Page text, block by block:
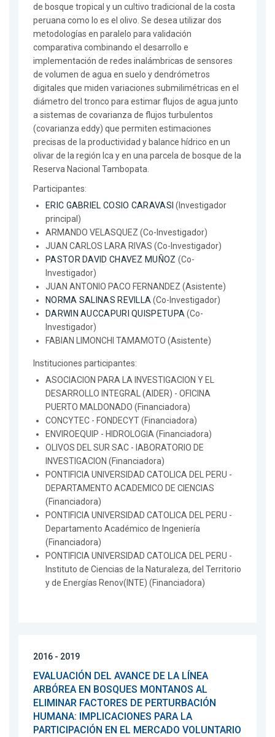
de bosque tropical y un cultivo tradicional de la costa
peruana como lo es el olivo. Se desea utilizar dos
metodologías en paralelo para validación
comparativa combinando el desarrollo e
implementación de redes inalámbricas de sensores
de volumen de agua en suelo y dendrómetros
digitales que miden variaciones submilimétricas en el
diámetro del tronco para estimar flujos de agua junto
a sistemas de covarianza de flujos turbulentos
(covarianza eddy) que permiten estimaciones
precisas de la productividad y balance hídrico en un
olivar de la región Ica y en una parcela de bosque de la
Reserva Nacional Tambopata.
Participantes:
ERIC GABRIEL COSIO CARAVASI (Investigador
principal)
ARMANDO VELASQUEZ (Co-Investigador)
JUAN CARLOS LARA RIVAS (Co-Investigador)
PASTOR DAVID CHAVEZ MUÑOZ (Co-
Investigador)
JUAN ANTONIO PACO FERNANDEZ (Asistente)
NORMA SALINAS REVILLA(Co-Investigador)
DARWIN AUCCAPURI QUISPETUPA(Co-
Investigador)
FABIAN LIMONCHI TAMAMOTO (Asistente)
Instituciones participantes:
ASOCIACION PARA LA INVESTIGACION Y EL
DESARROLLO INTEGRAL (AIDER) - OFICINA
PUERTO MALDONADO (Financiadora)
CONCYTEC - FONDECYT (Financiadora)
ENVIROEQUIP - HIDROLOGIA (Financiadora)
OLIVOS DEL SUR SAC - lABORATORIO DE
INVESTIGACION (Financiadora)
PONTIFICIA UNIVERSIDAD CATOLICA DEL PERU -
DEPARTAMENTO ACADEMICO DE CIENCIAS
(Financiadora)
PONTIFICIA UNIVERSIDAD CATOLICA DEL PERU -
Departamento Académico de Ingeniería
(Financiadora)
PONTIFICIA UNIVERSIDAD CATOLICA DEL PERU -
Instituto de Ciencias de la Naturaleza, del Territorio
y de Energías Renov(INTE) (Financiadora)
2016 - 2019
EVALUACIÓN DEL AVANCE DE LA LÍNEA
ARBÓREA EN BOSQUES MONTANOS AL
ELIMINAR FACTORES DE PERTURBACIÓN
HUMANA: IMPLICACIONES PARA LA
PARTICIPACIÓN EN EL MERCADO VOLUNTARIO